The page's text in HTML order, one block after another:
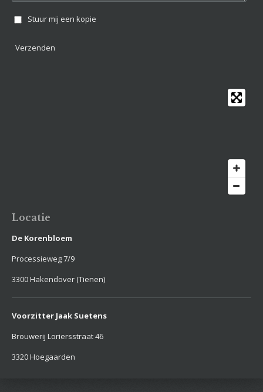
Stuur mij een kopie
Verzenden
Locatie
De Korenbloem
Processieweg 7/9
3300 Hakendover (Tienen)
Voorzitter Jaak Suetens
Brouwerij Loriersstraat 46
3320 Hoegaarden